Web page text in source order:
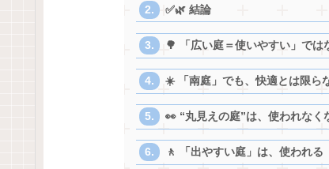
✅🌿 結論
🌳 「広い庭＝使いやすい」では
☀️ 「南庭」でも、快適とは限ら
👀 “丸見えの庭”は、使われなく
🚶 「出やすい庭」は、使われる